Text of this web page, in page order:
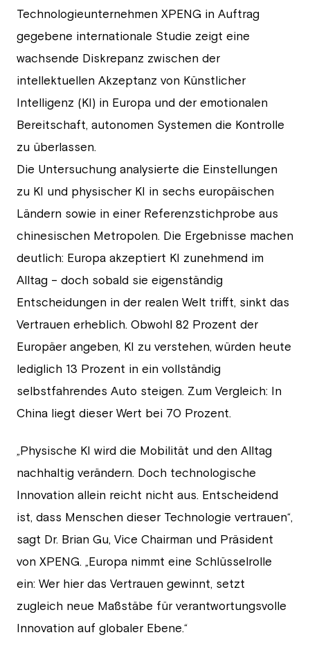
Technologieunternehmen XPENG in Auftrag
gegebene internationale Studie zeigt eine
wachsende Diskrepanz zwischen der
intellektuellen Akzeptanz von Künstlicher
Intelligenz (KI) in Europa und der emotionalen
Bereitschaft, autonomen Systemen die Kontrolle
zu überlassen.
Die Untersuchung analysierte die Einstellungen
zu KI und physischer KI in sechs europäischen
Ländern sowie in einer Referenzstichprobe aus
chinesischen Metropolen. Die Ergebnisse machen
deutlich: Europa akzeptiert KI zunehmend im
Alltag – doch sobald sie eigenständig
Entscheidungen in der realen Welt trifft, sinkt das
Vertrauen erheblich. Obwohl 82 Prozent der
Europäer angeben, KI zu verstehen, würden heute
lediglich 13 Prozent in ein vollständig
selbstfahrendes Auto steigen. Zum Vergleich: In
China liegt dieser Wert bei 70 Prozent.
„Physische KI wird die Mobilität und den Alltag
nachhaltig verändern. Doch technologische
Innovation allein reicht nicht aus. Entscheidend
ist, dass Menschen dieser Technologie vertrauen“,
sagt Dr. Brian Gu, Vice Chairman und Präsident
von XPENG. „Europa nimmt eine Schlüsselrolle
ein: Wer hier das Vertrauen gewinnt, setzt
zugleich neue Maßstäbe für verantwortungsvolle
Innovation auf globaler Ebene.“